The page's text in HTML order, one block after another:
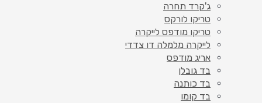
ג'קרד תחרה
טריקו לורקס
טריקו מודפס לייקרה
לייקרה מלמלה דו צדדי
אריג מודפס
בד גובלן
בד כותנה
בד קומו